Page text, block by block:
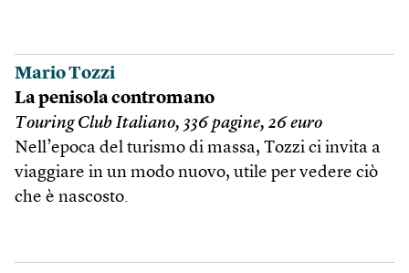
Mario Tozzi
La penisola contromano
Touring Club Italiano, 336 pagine, 26 euro
Nell’epoca del turismo di massa, Tozzi ci invita a
viaggiare in un modo nuovo, utile per vedere ciò
che è nascosto.